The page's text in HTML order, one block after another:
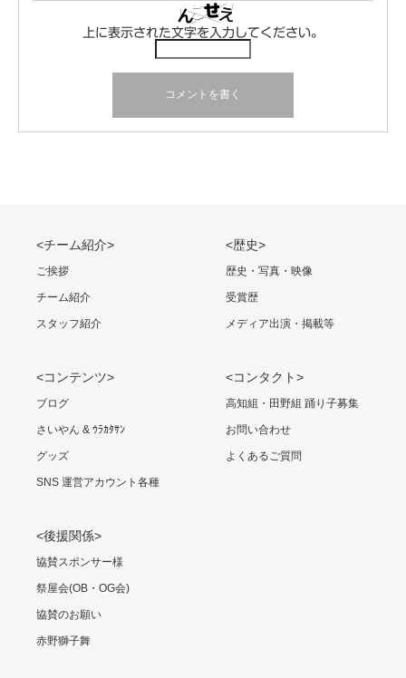
上に表示された文字を入力してください。
<チーム紹介>
ご挨拶
チーム紹介
スタッフ紹介
<歴史>
歴史・写真・映像
受賞歴
メディア出演・掲載等
<コンテンツ>
ブログ
さいやん & ｳﾗｶﾀｻﾝ
グッズ
SNS 運営アカウント各種
<コンタクト>
高知組・田野組 踊り子募集
お問い合わせ
よくあるご質問
<後援関係>
協賛スポンサー様
祭屋会(OB・OG会)
協賛のお願い
赤野獅子舞